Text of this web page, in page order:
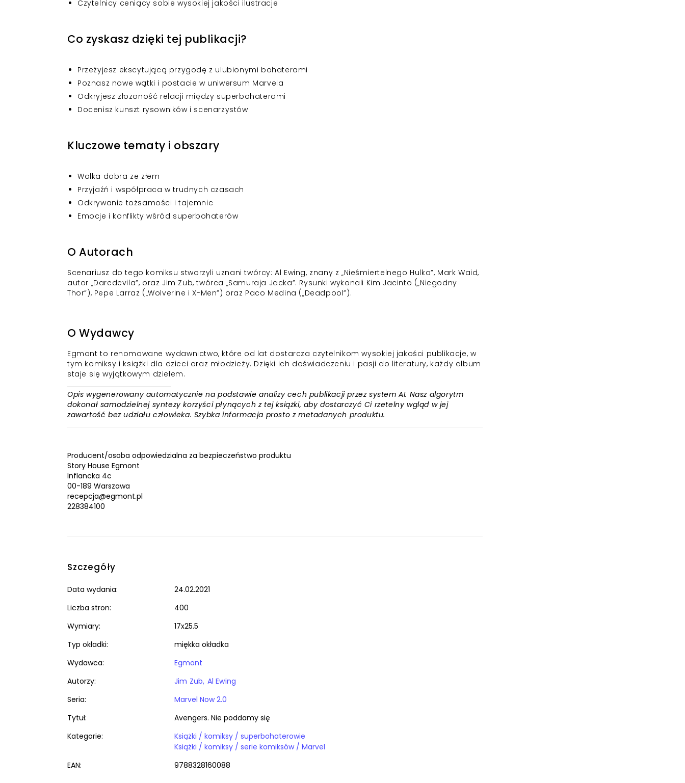
Czytelnicy ceniący sobie wysokiej jakości ilustracje
Co zyskasz dzięki tej publikacji?
Przeżyjesz ekscytującą przygodę z ulubionymi bohaterami
Poznasz nowe wątki i postacie w uniwersum Marvela
Odkryjesz złożoność relacji między superbohaterami
Docenisz kunszt rysowników i scenarzystów
Kluczowe tematy i obszary
Walka dobra ze złem
Przyjaźń i współpraca w trudnych czasach
Odkrywanie tożsamości i tajemnic
Emocje i konflikty wśród superbohaterów
O Autorach
Scenariusz do tego komiksu stworzyli uznani twórcy: Al Ewing, znany z „Nieśmiertelnego Hulka”, Mark Waid,
autor „Daredevila”, oraz Jim Zub, twórca „Samuraja Jacka”. Rysunki wykonali Kim Jacinto („Niegodny
Thor”), Pepe Larraz („Wolverine i X-Men”) oraz Paco Medina („Deadpool”).
O Wydawcy
Egmont to renomowane wydawnictwo, które od lat dostarcza czytelnikom wysokiej jakości publikacje, w
tym komiksy i książki dla dzieci oraz młodzieży. Dzięki ich doświadczeniu i pasji do literatury, każdy album
staje się wyjątkowym dziełem.
Opis wygenerowany automatycznie na podstawie analizy cech publikacji przez system AI. Nasz algorytm
dokonał samodzielnej syntezy korzyści płynących z tej książki, aby dostarczyć Ci rzetelny wgląd w jej
zawartość bez udziału człowieka. Szybka informacja prosto z metadanych produktu.
Producent/osoba odpowiedzialna za bezpieczeństwo produktu
Story House Egmont
Inflancka 4c
00-189 Warszawa
recepcja@egmont.pl
228384100
Szczegóły
Data wydania:
24.02.2021
Liczba stron:
400
Wymiary:
17x25.5
Typ okładki:
miękka okładka
Wydawca:
Egmont
Autorzy:
Jim Zub Al Ewing
Seria:
Marvel Now 2.0
Tytuł:
Avengers. Nie poddamy się
Kategorie:
Książki / komiksy / superbohaterowie
Książki / komiksy / serie komiksów / Marvel
EAN:
9788328160088